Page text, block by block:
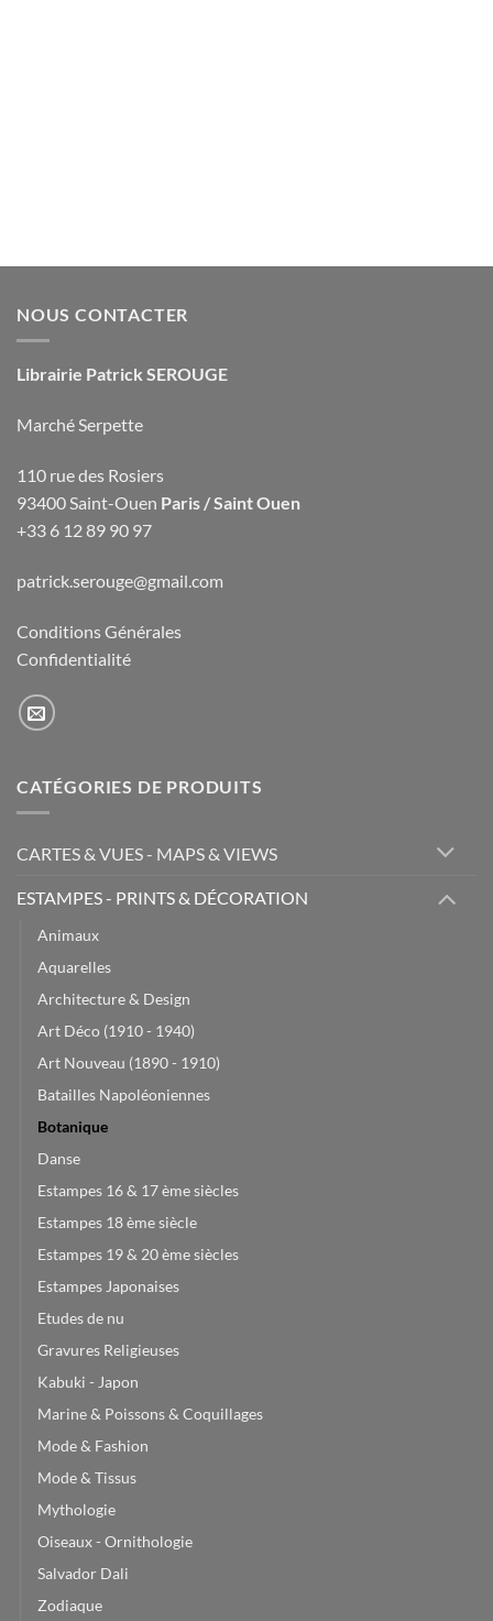
NOUS CONTACTER
Librairie Patrick SEROUGE
Marché Serpette
110 rue des Rosiers
93400 Saint-Ouen Paris / Saint Ouen
+33 6 12 89 90 97
patrick.serouge@gmail.com
Conditions Générales
Confidentialité
CATÉGORIES DE PRODUITS
CARTES & VUES - MAPS & VIEWS
ESTAMPES - PRINTS & DÉCORATION
Animaux
Aquarelles
Architecture & Design
Art Déco (1910 - 1940)
Art Nouveau (1890 - 1910)
Batailles Napoléoniennes
Botanique
Danse
Estampes 16 & 17 ème siècles
Estampes 18 ème siècle
Estampes 19 & 20 ème siècles
Estampes Japonaises
Etudes de nu
Gravures Religieuses
Kabuki - Japon
Marine & Poissons & Coquillages
Mode & Fashion
Mode & Tissus
Mythologie
Oiseaux - Ornithologie
Salvador Dali
Zodiaque